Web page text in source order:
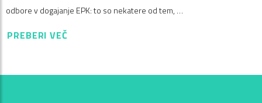
odbore v dogajanje EPK: to so nekatere od tem, …
PREBERI VEČ